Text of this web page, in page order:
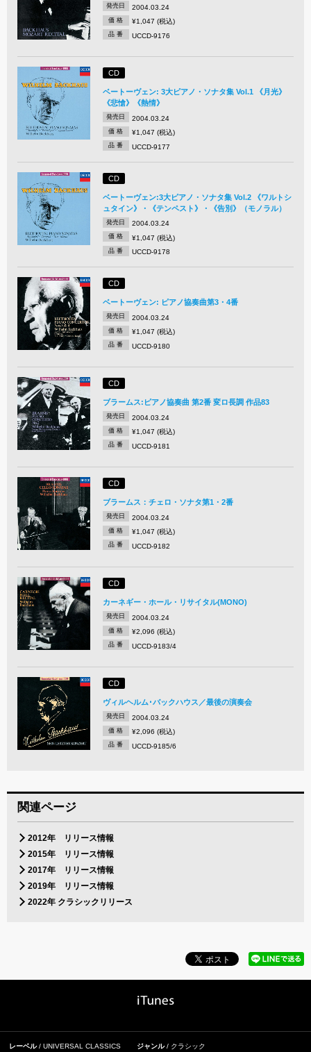
発売日 2004.03.24
価 格 ¥1,047 (税込)
品 番 UCCD-9176
CD
ベートーヴェン: 3大ピアノ・ソナタ集 Vol.1 《月光》
《悲愴》《熱情》
発売日 2004.03.24
価 格 ¥1,047 (税込)
品 番 UCCD-9177
CD
ベートーヴェン:3大ピアノ・ソナタ集 Vol.2 《ワルトシ
ュタイン》・《テンペスト》・《告別》（モノラル）
発売日 2004.03.24
価 格 ¥1,047 (税込)
品 番 UCCD-9178
CD
ベートーヴェン: ピアノ協奏曲第3・4番
発売日 2004.03.24
価 格 ¥1,047 (税込)
品 番 UCCD-9180
CD
ブラームス:ピアノ協奏曲 第2番 変ロ長調 作品83
発売日 2004.03.24
価 格 ¥1,047 (税込)
品 番 UCCD-9181
CD
ブラームス：チェロ・ソナタ第1・2番
発売日 2004.03.24
価 格 ¥1,047 (税込)
品 番 UCCD-9182
CD
カーネギー・ホール・リサイタル(MONO)
発売日 2004.03.24
価 格 ¥2,096 (税込)
品 番 UCCD-9183/4
CD
ヴィルヘルム･バックハウス／最後の演奏会
発売日 2004.03.24
価 格 ¥2,096 (税込)
品 番 UCCD-9185/6
関連ページ
2012年 リリース情報
2015年 リリース情報
2017年 リリース情報
2019年 リリース情報
2022年 クラシックリリース
レーベル UNIVERSAL CLASSICS ジャンル クラシック